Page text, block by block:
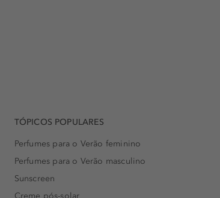
TÓPICOS POPULARES
Perfumes para o Verão feminino
Perfumes para o Verão masculino
Sunscreen